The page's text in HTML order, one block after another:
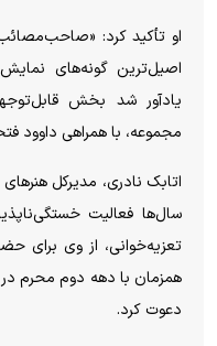
او تأکید کرد:
اصیل‌ترین گونه‌های
یادآور شد بخش
مجموعه، با همراهی داوود
اتابک نادری، مدیرکل
سال‌ها فعالیت
تعزیه‌خوانی، از وی برای
همزمان با دهه دوم محرم در
دعوت کرد.